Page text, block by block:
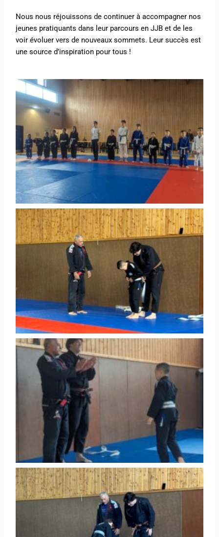
Nous nous réjouissons de continuer à accompagner nos
jeunes pratiquants dans leur parcours en JJB et de les
voir évoluer vers de nouveaux sommets. Leur succès est
une source d’inspiration pour tous !